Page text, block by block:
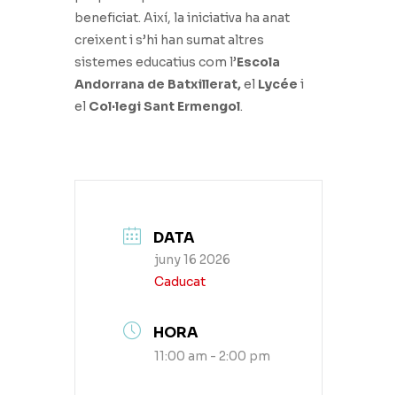
beneficiat. Així, la iniciativa ha anat
creixent i s’hi han sumat altres
sistemes educatius com l’Escola
Andorrana de Batxillerat,el Lycée i
el Col·legi Sant Ermengol.
DATA
juny 16 2026
Caducat
HORA
11:00 am - 2:00 pm